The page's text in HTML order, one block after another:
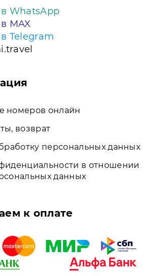
WhatsApp
MAX
Telegram
номеров онлайн
возврат
персональных данных
в отношении
данных
к оплате